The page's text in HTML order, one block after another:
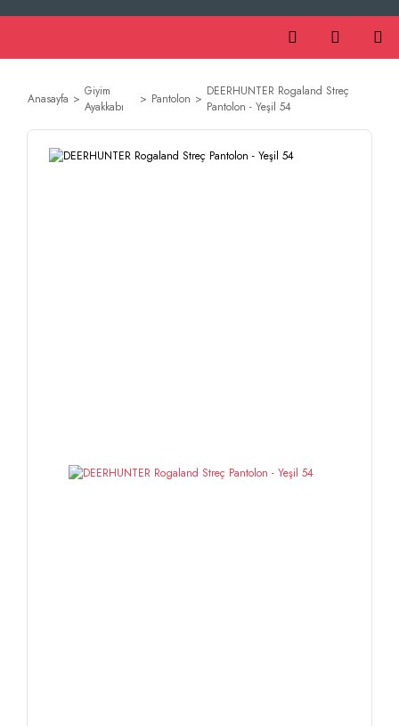
Anasayfa
Giyim
Ayakkabı
Pantolon
DEERHUNTER Rogaland Streç
Pantolon - Yeşil 54